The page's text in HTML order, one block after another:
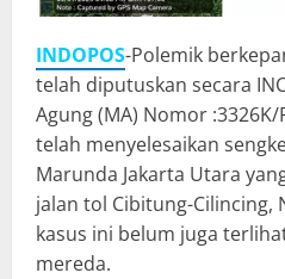
INDOPOS-Polemik
telah diputuskan secara
Agung (MA) Nomor
telah menyelesaikan
Marunda Jakarta Utara
jalan tol Cibitung-Cilincing,
kasus ini belum juga
mereda.